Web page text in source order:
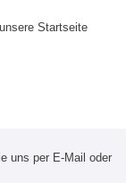
Startseite
uns per E-Mail oder